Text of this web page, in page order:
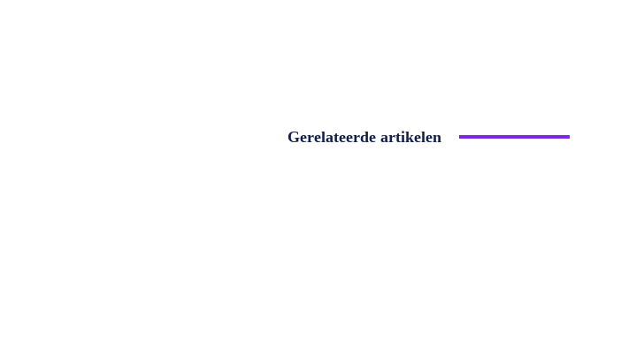
Gerelateerde artikelen